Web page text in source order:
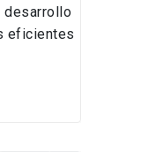
desarrollo
eficientes